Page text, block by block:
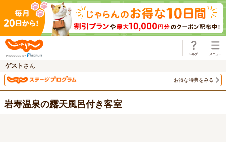
ゲスト さん
お得な特典をみる
岩寿温泉の露天風呂付き客室